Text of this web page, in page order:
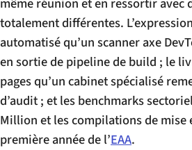
totalement différentes.
automatisé qu’un scanner axe
en sortie de pipeline de build ; le
pages qu’un cabinet spécialisé
d’audit ; et les benchmarks
Million et les compilations de mise
première année de l’EAA.